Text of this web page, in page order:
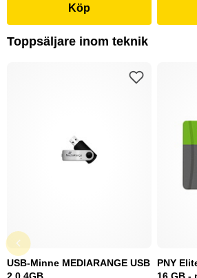
Köp
Toppsäljare inom teknik
USB-Minne MEDIARANGE USB
PNY